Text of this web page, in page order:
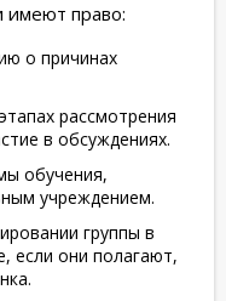
имеют право:
о причинах
рассмотрения
в обсуждениях.
обучения,
учреждением.
группы в
если они полагают,